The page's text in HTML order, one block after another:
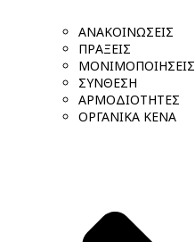
ΑΝΑΚΟΙΝΩΣΕΙΣ
ΠΡΑΞΕΙΣ
ΜΟΝΙΜΟΠΟΙΗΣΕΙΣ
ΣΥΝΘΕΣΗ
ΑΡΜΟΔΙΟΤΗΤΕΣ
ΟΡΓΑΝΙΚΑ ΚΕΝΑ